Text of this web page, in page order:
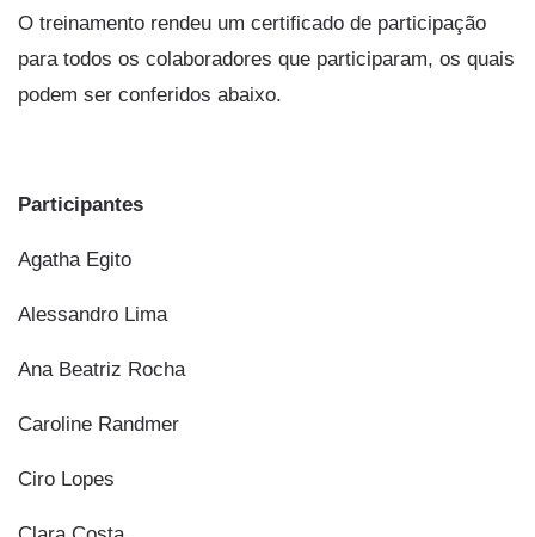
O treinamento rendeu um certificado de participação
para todos os colaboradores que participaram, os quais
podem ser conferidos abaixo.
Participantes
Agatha Egito
Alessandro Lima
Ana Beatriz Rocha
Caroline Randmer
Ciro Lopes